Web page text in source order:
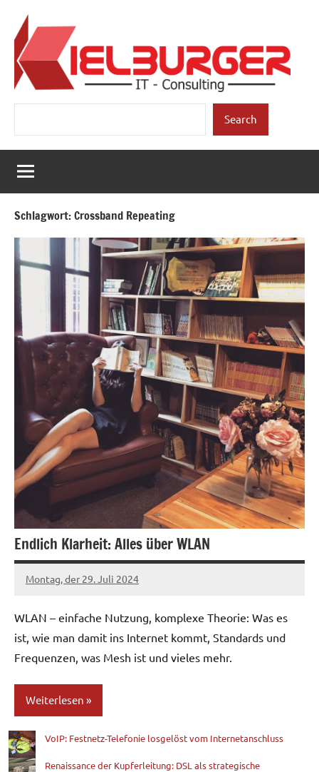
Inhalt
springen
Kielburger
IT-
Consulting
Search
Schlagwort:Crossband Repeating
Endlich Klarheit: Alles über WLAN
Montag, der 29. Juli 2024
Patrick
WLAN – einfache Nutzung, komplexe Theorie: Was es
ist, wie man damit ins Internet kommt, Standards und
Frequenzen, was Mesh ist und vieles mehr.
Weiterlesen
Blog VoIP: Festnetz-Telefonie losgelöst vom Internetanschluss
Renaissance der Kupferleitung: DSL als strategische